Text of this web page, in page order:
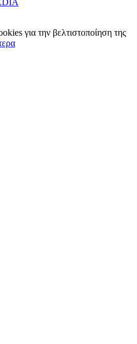
για την βελτιστοποίηση της